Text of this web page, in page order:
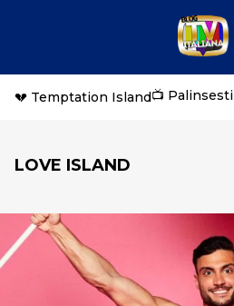
💔 Temptation Island📺
LOVE ISLAND